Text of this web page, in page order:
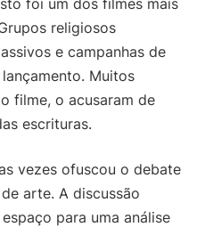
foi um dos filmes mais
religiosos
e campanhas de
Muitos
filme, o acusaram de
escrituras.
vezes ofuscou o debate
arte. A discussão
para uma análise